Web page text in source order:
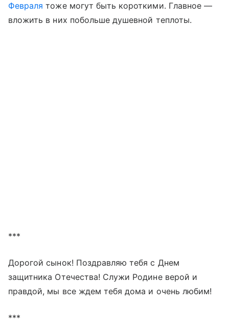
Февраля тоже могут быть короткими. Главное —
вложить в них побольше душевной теплоты.
***
Дорогой сынок! Поздравляю тебя с Днем
защитника Отечества! Служи Родине верой и
правдой, мы все ждем тебя дома и очень любим!
***